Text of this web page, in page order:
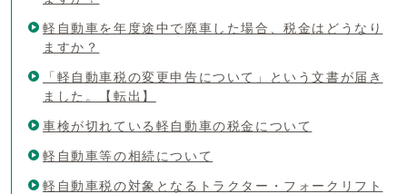
軽自動車を年度途中で廃車した場合、税金はどうなり
ますか？
「軽自動車税の変更申告について」という文書が届き
ました。【転出】
車検が切れている軽自動車の税金について
軽自動車等の相続について
軽自動車税の対象となるトラクター・フォークリフト